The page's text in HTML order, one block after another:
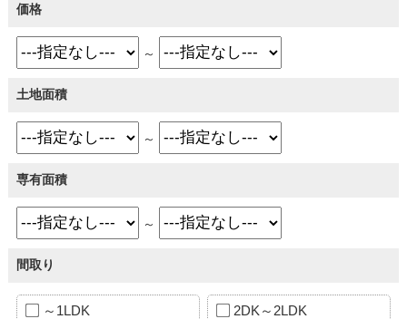
価格
～
土地面積
～
専有面積
～
間取り
～1LDK 2DK～2LDK